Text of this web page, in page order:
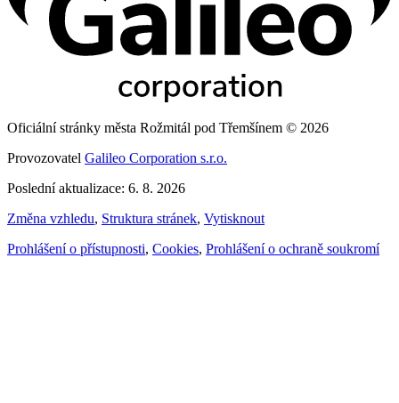
Oficiální stránky města Rožmitál pod Třemšínem © 2026
Provozovatel Galileo Corporation s.r.o.
Poslední aktualizace: 6. 8. 2026
Změna vzhledu, Struktura stránek, Vytisknout
Prohlášení o přístupnosti, Cookies, Prohlášení o ochraně soukromí